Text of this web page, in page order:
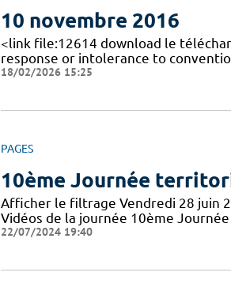
10 novembre 2016
<link file:12614 download le
response or intolerance to
18/02/2026 15:25
PAGES
10ème Journée
Afficher le filtrage Vendredi 28 juin
Vidéos de la journée 10ème
22/07/2024 19:40